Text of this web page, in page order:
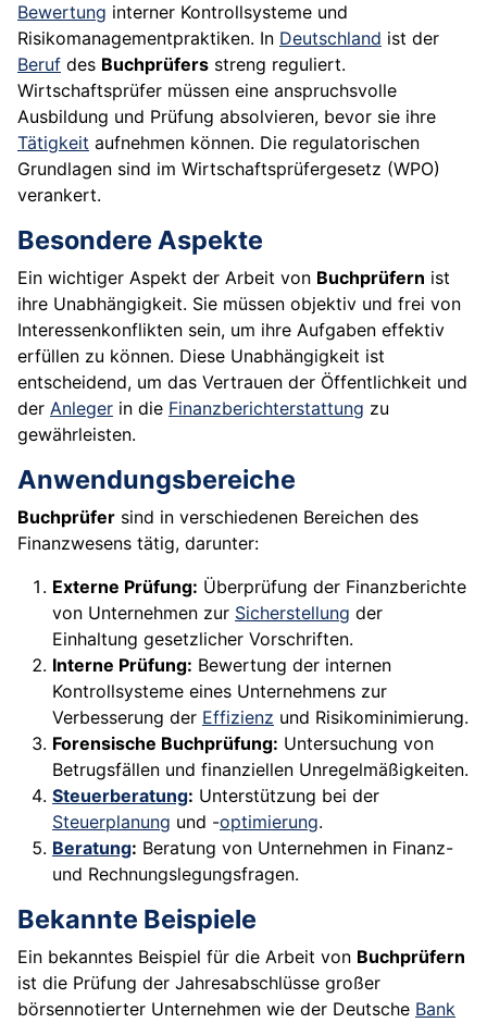
Bewertung interner Kontrollsysteme und
Risikomanagementpraktiken. In Deutschland ist der
Beruf des Buchprüfers streng reguliert.
Wirtschaftsprüfer müssen eine anspruchsvolle
Ausbildung und Prüfung absolvieren, bevor sie ihre
Tätigkeit aufnehmen können. Die regulatorischen
Grundlagen sind im Wirtschaftsprüfergesetz (WPO)
verankert.
Besondere Aspekte
Ein wichtiger Aspekt der Arbeit von Buchprüfern ist
ihre Unabhängigkeit. Sie müssen objektiv und frei von
Interessenkonflikten sein, um ihre Aufgaben effektiv
erfüllen zu können. Diese Unabhängigkeit ist
entscheidend, um das Vertrauen der Öffentlichkeit und
der Anleger in die Finanzberichterstattung zu
gewährleisten.
Anwendungsbereiche
Buchprüfer sind in verschiedenen Bereichen des
Finanzwesens tätig, darunter:
Externe Prüfung: Überprüfung der Finanzberichte
von Unternehmen zur Sicherstellung der
Einhaltung gesetzlicher Vorschriften.
Interne Prüfung: Bewertung der internen
Kontrollsysteme eines Unternehmens zur
Verbesserung der Effizienz und Risikominimierung.
Forensische Buchprüfung: Untersuchung von
Betrugsfällen und finanziellen Unregelmäßigkeiten.
Steuerberatung: Unterstützung bei der
Steuerplanung und -optimierung.
Beratung: Beratung von Unternehmen in Finanz-
und Rechnungslegungsfragen.
Bekannte Beispiele
Ein bekanntes Beispiel für die Arbeit von Buchprüfern
ist die Prüfung der Jahresabschlüsse großer
börsennotierter Unternehmen wie der Deutsche Bank